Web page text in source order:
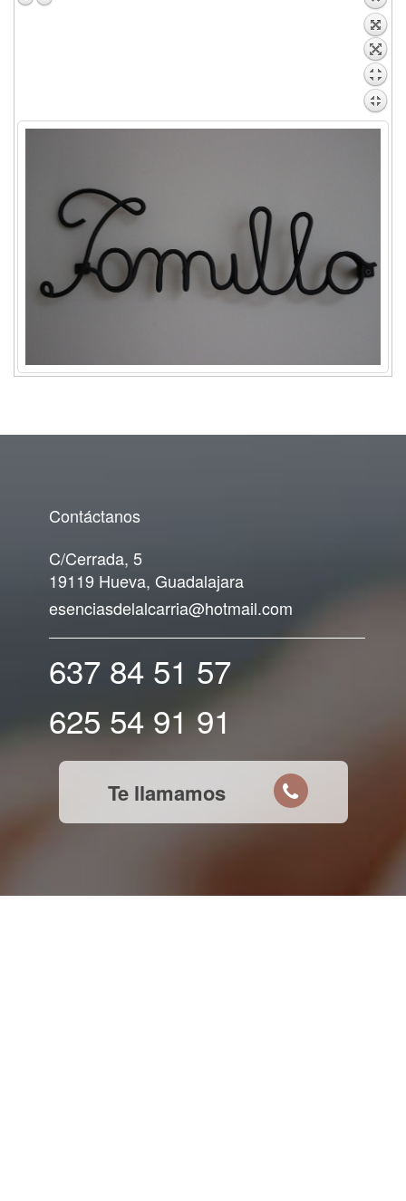
Contáctanos
C/Cerrada, 5
19119 Hueva, Guadalajara
esenciasdelalcarria@hotmail.com
637 84 51 57
625 54 91 91
Te llamamos